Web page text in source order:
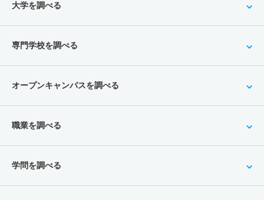
大学を調べる
専門学校を調べる
オープンキャンパスを調べる
職業を調べる
学問を調べる